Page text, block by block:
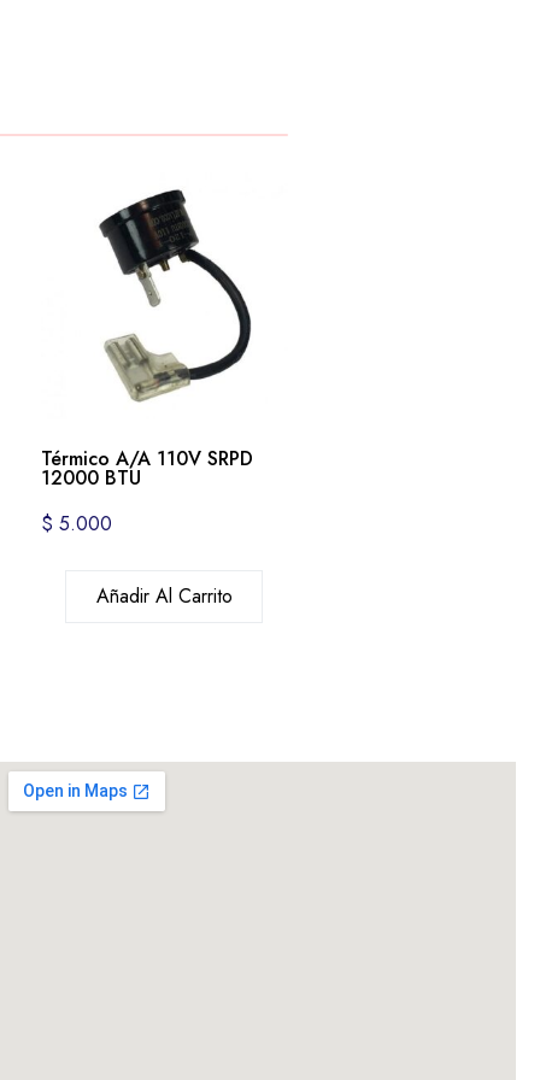
Térmico A/A 110V SRPD
12000 BTU
$ 5.000
Añadir Al Carrito